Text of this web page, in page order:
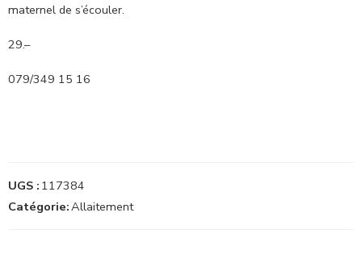
maternel de s’écouler.
29.–
079/349 15 16
UGS : 117384
Catégorie:Allaitement